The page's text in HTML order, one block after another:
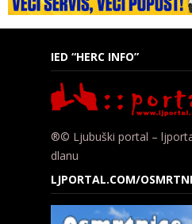
IED “HERC INFO”
®© Ljubuški portal –
dlanu
LJPORTAL.COM/